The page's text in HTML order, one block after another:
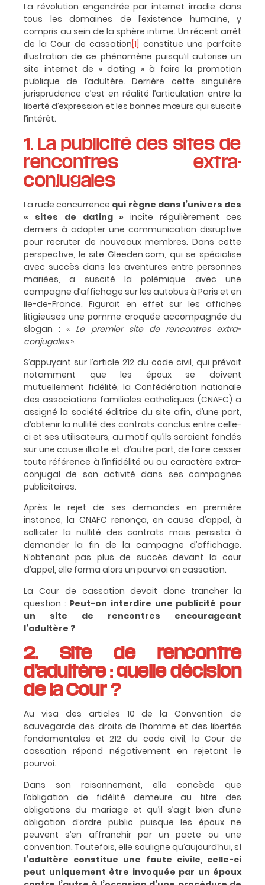
La révolution engendrée par internet irradie dans
tous les domaines de l’existence humaine, y
compris au sein de la sphère intime. Un récent arrêt
de la Cour de cassation [1] constitue une parfaite
illustration de ce phénomène puisqu’il autorise un
site internet de « dating » à faire la promotion
publique de l’adultère. Derrière cette singulière
jurisprudence c’est en réalité l’articulation entre la
liberté d’expression et les bonnes mœurs qui suscite
l’intérêt.
1. La publicité des sites de
rencontres extra-
conjugales
La rude concurrence qui règne dans l’univers des
« sites de dating » incite régulièrement ces
derniers à adopter une communication disruptive
pour recruter de nouveaux membres. Dans cette
perspective, le site Gleeden.com, qui se spécialise
avec succès dans les aventures entre personnes
mariées, a suscité la polémique avec une
campagne d’affichage sur les autobus à Paris et en
Ile-de-France. Figurait en effet sur les affiches
litigieuses une pomme croquée accompagnée du
slogan : « Le premier site de rencontres extra-
conjugales».
S’appuyant sur l’article 212 du code civil, qui prévoit
notamment que les époux se doivent
mutuellement fidélité, la Confédération nationale
des associations familiales catholiques (CNAFC) a
assigné la société éditrice du site afin, d’une part,
d’obtenir la nullité des contrats conclus entre celle-
ci et ses utilisateurs, au motif qu’ils seraient fondés
sur une cause illicite et, d’autre part, de faire cesser
toute référence à l’infidélité ou au caractère extra-
conjugal de son activité dans ses campagnes
publicitaires.
Après le rejet de ses demandes en première
instance, la CNAFC renonça, en cause d’appel, à
solliciter la nullité des contrats mais persista à
demander la fin de la campagne d’affichage.
N’obtenant pas plus de succès devant la cour
d’appel, elle forma alors un pourvoi en cassation.
La Cour de cassation devait donc trancher la
question : Peut-on interdire une publicité pour
un site de rencontres encourageant
l’adultère ?
2. Site de rencontre
d’adultère : quelle décision
de la Cour ?
Au visa des articles 10 de la Convention de
sauvegarde des droits de l’homme et des libertés
fondamentales et 212 du code civil, la Cour de
cassation répond négativement en rejetant le
pourvoi.
Dans son raisonnement, elle concède que
l’obligation de fidélité demeure au titre des
obligations du mariage et qu’il s’agit bien d’une
obligation d’ordre public puisque les époux ne
peuvent s’en affranchir par un pacte ou une
convention. Toutefois, elle souligne qu’aujourd’hui, si
l’adultère constitue une faute civile, celle-ci
peut uniquement être invoquée par un époux